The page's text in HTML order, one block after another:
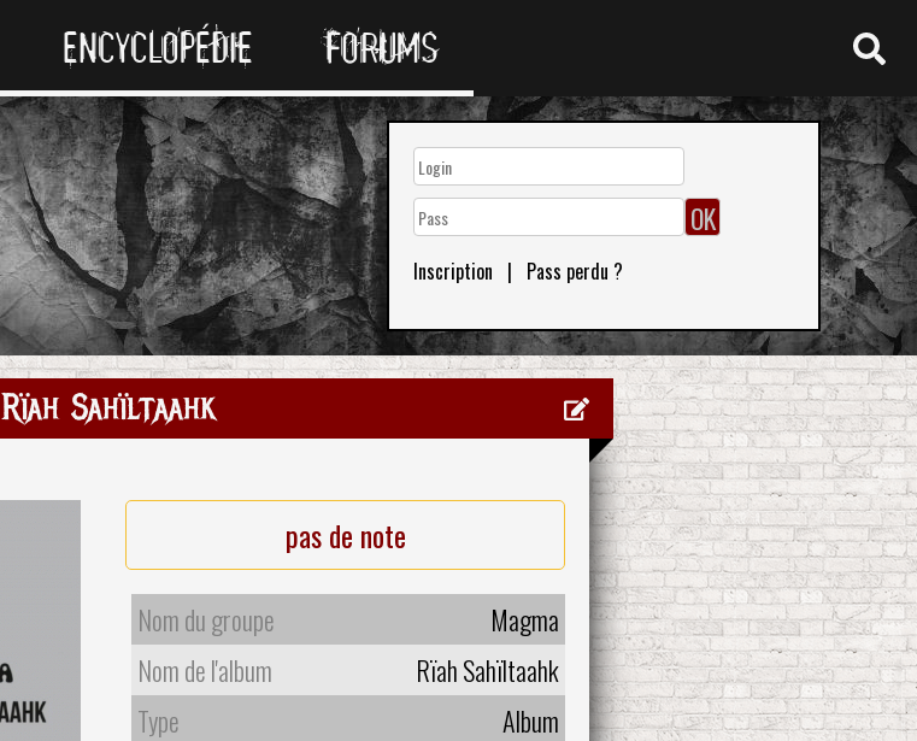
ENCYCLOPÉDIE FORUMS
Inscription | Pass perdu ?
Rïah Sahïltaahk
pas de note
Nom du groupe
Magma
Nom de l'album
Rïah Sahïltaahk
Type
Album